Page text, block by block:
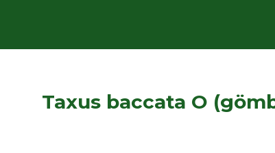
Taxus baccata O